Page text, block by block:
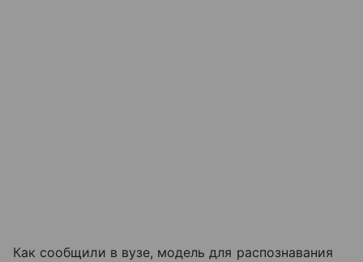
Как сообщили в вузе, модель для распознавания